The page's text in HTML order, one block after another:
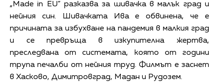
„Made in EU” разказва за шивачка в малък град и
нейния син. Шивачката Ива е обвинена, че е
причината за избухване на пандемия в малкия град
и се превръща в изкупителна жертва,
преследвана от системата, която от години
трупа печалби от нейния труд. Филмът е заснет
в Хасково, Димитровград, Мадан и Рудозем.